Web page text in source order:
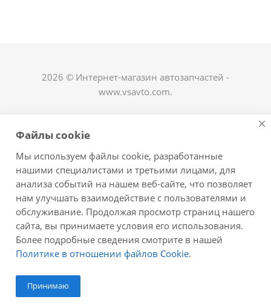
2026 © Интернет-магазин автозапчастей -
www.vsavto.com.
+7 (8482) 622-122 avtovs@yandex.ru
г. Тольятти, ул. Офицерская 14, ГСК "Пламя", 4
этаж, офис 476
Оставайтесь на связи
Файлы cookie
Мы используем файлы cookie, разработанные
нашими специалистами и третьими лицами, для
анализа событий на нашем веб-сайте, что позволяет
нам улучшать взаимодействие с пользователями и
обслуживание. Продолжая просмотр страниц нашего
сайта, вы принимаете условия его использования.
Более подробные сведения смотрите в нашей
Политике в отношении файлов Cookie.
Принимаю